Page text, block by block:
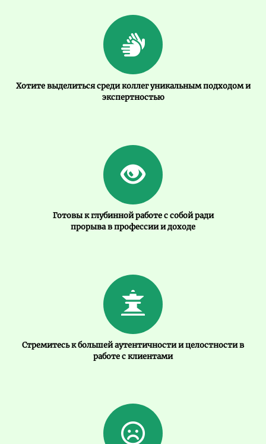
Хотите выделиться среди коллег уникальным подходом и
экспертностью
Готовы к глубинной работе с собой ради
прорыва в профессии и доходе
Стремитесь к большей аутентичности и целостности в
работе с клиентами